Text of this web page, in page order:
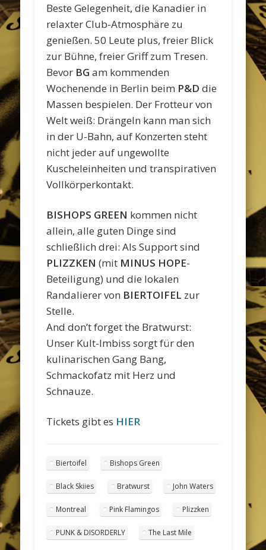
Beste Gelegenheit, die Kanadier in
relaxter Club-Atmosphäre zu
genießen. 50 Leute plus, freier Blick
zur Bühne, freier Griff zum Tresen.
Bevor BG am kommenden
Wochenende in Berlin beim P&D die
Massen bespielen. Der Frotteur von
Welt weiß: Drängeln kann man sich
in der U-Bahn, auf Konzerten steht
nicht jeder auf ungewollte
Kuscheleinheiten und transpirativen
Vollkörperkontakt.
BISHOPS GREEN kommen nicht
allein, alle guten Dinge sind
schließlich drei: Als Support sind
PLIZZKEN (mit MINUS HOPE-
Beteiligung) und die lokalen
Randalierer von BIERTOIFEL zur
Stelle.
And don’t forget the Bratwurst:
Unser Kult-Imbiss sorgt für den
kulinarischen Gang Bang,
Schmackofatz mit Herz und
Schnauze.
Tickets gibt es HIER
Biertoifel Bishops Green
Black Skiies Bratwurst John Waters
Montreal Pink Flamingos Plizzken
PUNK & DISORDERLY The Last Mile